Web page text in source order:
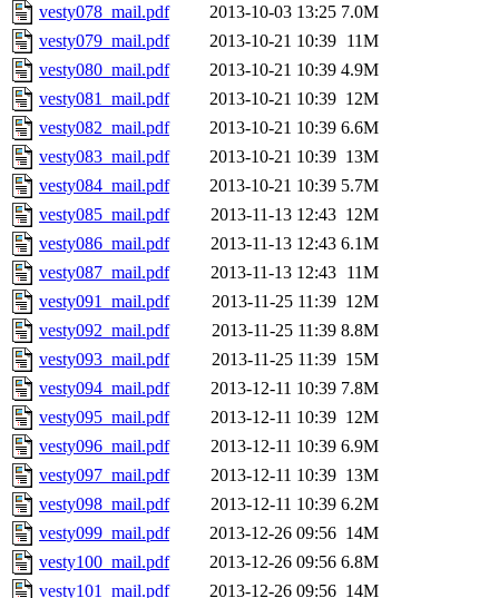
vesty078_mail.pdf
2013-10-03 13:25 7.0M
vesty079_mail.pdf
2013-10-21 10:39 11M
vesty080_mail.pdf
2013-10-21 10:39 4.9M
vesty081_mail.pdf
2013-10-21 10:39 12M
vesty082_mail.pdf
2013-10-21 10:39 6.6M
vesty083_mail.pdf
2013-10-21 10:39 13M
vesty084_mail.pdf
2013-10-21 10:39 5.7M
vesty085_mail.pdf
2013-11-13 12:43 12M
vesty086_mail.pdf
2013-11-13 12:43 6.1M
vesty087_mail.pdf
2013-11-13 12:43 11M
vesty091_mail.pdf
2013-11-25 11:39 12M
vesty092_mail.pdf
2013-11-25 11:39 8.8M
vesty093_mail.pdf
2013-11-25 11:39 15M
vesty094_mail.pdf
2013-12-11 10:39 7.8M
vesty095_mail.pdf
2013-12-11 10:39 12M
vesty096_mail.pdf
2013-12-11 10:39 6.9M
vesty097_mail.pdf
2013-12-11 10:39 13M
vesty098_mail.pdf
2013-12-11 10:39 6.2M
vesty099_mail.pdf
2013-12-26 09:56 14M
vesty100_mail.pdf
2013-12-26 09:56 6.8M
vesty101_mail.pdf
2013-12-26 09:56 14M